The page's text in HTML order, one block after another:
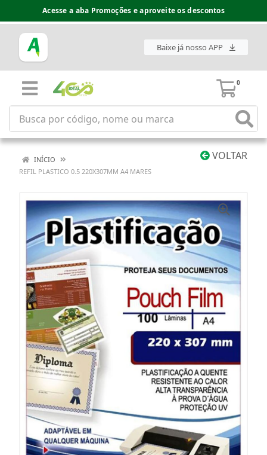
Acesse a aba Promoções e aproveite os descontos
Baixe já nosso APP
0
VOLTAR
INÍCIO
REFIL PLASTICO 0.5 220X307MM A4 MARES